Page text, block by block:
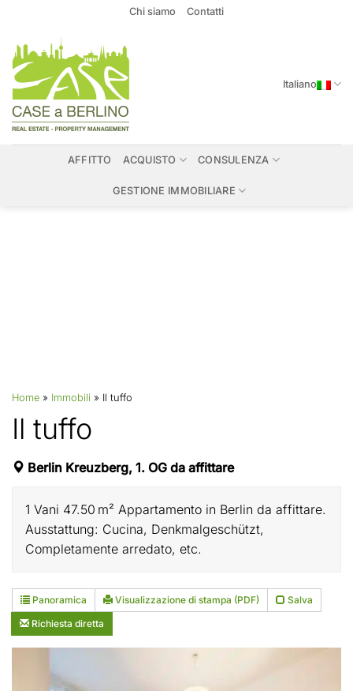
contenuti
Chi siamo Contatti
Italiano
AFFITTO ACQUISTO CONSULENZA
GESTIONE IMMOBILIARE
Home » Immobili » Il tuffo
Il tuffo
Berlin Kreuzberg, 1. OG da affittare
1 Vani 47.50 m² Appartamento in Berlin da affittare.
Ausstattung: Cucina, Denkmalgeschützt,
Completamente arredato, etc.
Panoramica Visualizzazione di stampa (PDF)
Salva
Richiesta diretta